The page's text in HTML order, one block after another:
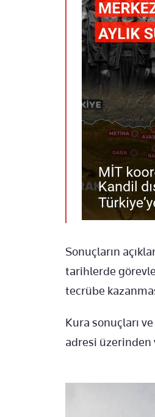
Sonuçların
tarihlerde
tecrübe
Kura sonuçları
adresi üzerinden